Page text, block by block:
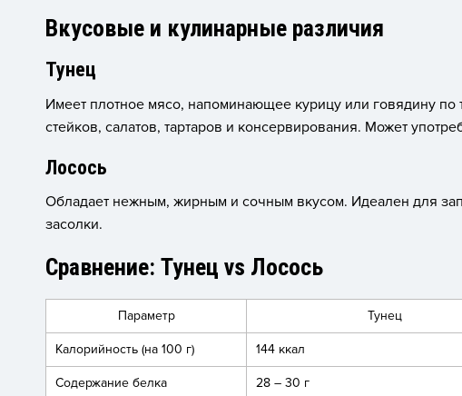
Вкусовые и кулинарные различия
Тунец
Имеет плотное мясо, напоминающее курицу или говядину по
стейков, салатов, тартаров и консервирования. Может
Лосось
Обладает нежным, жирным и сочным вкусом. Идеален для
засолки.
Сравнение: Тунец vs Лосось
Параметр Тунец
Калорийность (на 100 г) 144 ккал
Содержание белка 28 – 30 г